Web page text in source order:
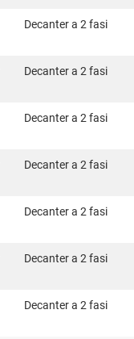
Decanter a 2 fasi
Decanter a 2 fasi
Decanter a 2 fasi
Decanter a 2 fasi
Decanter a 2 fasi
Decanter a 2 fasi
Decanter a 2 fasi